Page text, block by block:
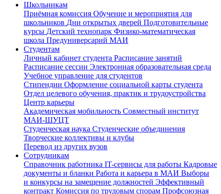
Школьникам
Приёмная комиссия Обучение и мероприятия для
школьников Дни открытых дверей Подготовительные
курсы Детский технопарк Физико-математическая
школа Предуниверсарий МАИ
Студентам
Личный кабинет студента Расписание занятий
Расписание сессии Электронная образовательная среда
Учебное управление для студентов
Стипендии Оформление социальной карты студента
Отдел целевого обучения, практик и трудоустройства
Центр карьеры
Академическая мобильность Совместный институт
МАИ-ШУЦТ
Студенческая наука Студенческие объединения
Творческие коллективы и клубы
Перевод из других вузов
Сотрудникам
Cправочник работника IT-сервисы для работы Кадровые
документы и бланки Работа и карьера в МАИ Выборы
и конкурсы на замещение должностей Эффективный
контракт Комиссия по трудовым спорам Профсоюзная